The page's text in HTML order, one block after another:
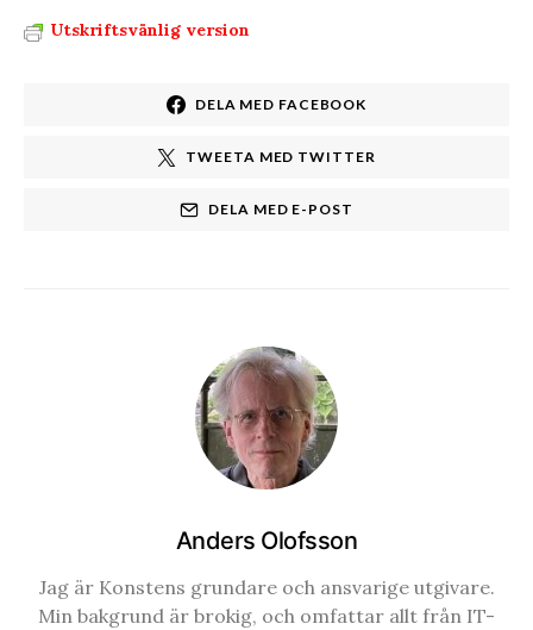
Utskriftsvänlig version
DELA MED FACEBOOK
TWEETA MED TWITTER
DELA MED E-POST
Anders Olofsson
Jag är Konstens grundare och ansvarige utgivare.
Min bakgrund är brokig, och omfattar allt från IT-